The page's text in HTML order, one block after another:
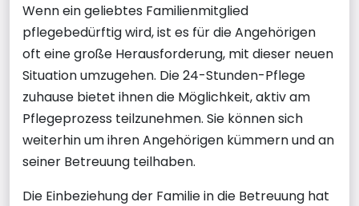
Wenn ein geliebtes Familienmitglied
pflegebedürftig wird, ist es für die Angehörigen
oft eine große Herausforderung, mit dieser neuen
Situation umzugehen. Die 24-Stunden-Pflege
zuhause bietet ihnen die Möglichkeit, aktiv am
Pflegeprozess teilzunehmen. Sie können sich
weiterhin um ihren Angehörigen kümmern und an
seiner Betreuung teilhaben.
Die Einbeziehung der Familie in die Betreuung hat